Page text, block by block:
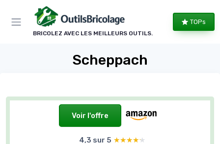
BRICOLEZ AVEC LES MEILLEURS OUTILS.
TOPs
Scheppach
Voir l'offre
4,3 sur 5 ★★★★★
★★★★★
Panneau de gestion des cookies